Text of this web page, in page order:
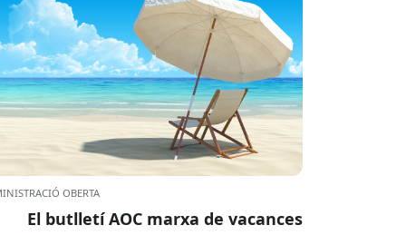
OBERTA
El butlletí AOC marxa de vacances